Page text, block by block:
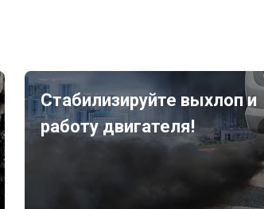
Стабилизируйте выхлоп и
работу двигателя!